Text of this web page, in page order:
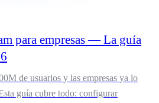
para empresas — La guía
de usuarios y las empresas ya lo
guía cubre todo: configurar